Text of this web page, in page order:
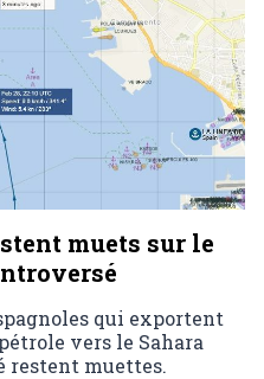
muets sur le
qui exportent
vers le Sahara
restent muettes.